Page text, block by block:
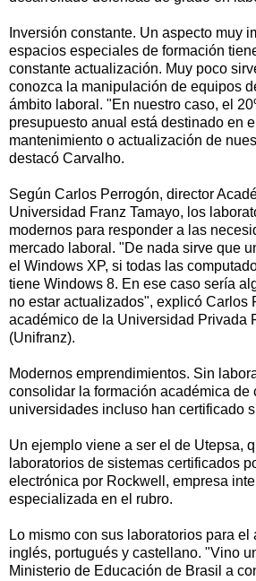
Inversión constante. Un aspecto muy
espacios especiales de formación
constante actualización. Muy poco
conozca la manipulación de equipos
ámbito laboral. "En nuestro caso, el
presupuesto anual está destinado en
mantenimiento o actualización de
destacó Carvalho.
Según Carlos Perrogón, director
Universidad Franz Tamayo, los
modernos para responder a las
mercado laboral. "De nada sirve que
el Windows XP, si todas las
tiene Windows 8. En ese caso sería
no estar actualizados", explicó Carlos
académico de la Universidad Privada
(Unifranz).
Modernos emprendimientos. Sin
consolidar la formación académica de
universidades incluso han certificado
Un ejemplo viene a ser el de Utepsa,
laboratorios de sistemas certificados
electrónica por Rockwell, empresa
especializada en el rubro.
Lo mismo con sus laboratorios para el
inglés, portugués y castellano. "Vino
Ministerio de Educación de Brasil a